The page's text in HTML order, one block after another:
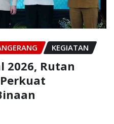
KEGIATAN
2026, Rutan